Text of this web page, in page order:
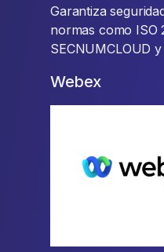
Garantiza
normas como ISO
SECNUMCLOUD y
Webex